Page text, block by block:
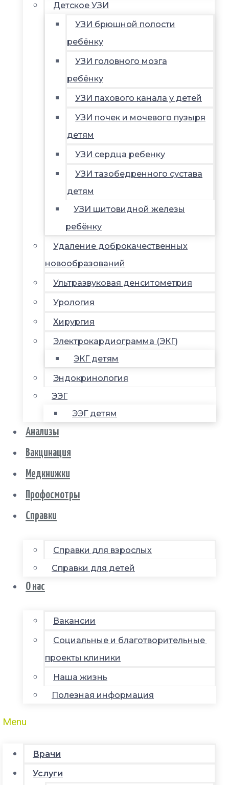
Детское УЗИ
УЗИ брюшной полости
ребёнку
УЗИ головного мозга
ребёнку
УЗИ пахового канала у детей
УЗИ почек и мочевого пузыря
детям
УЗИ сердца ребенку
УЗИ тазобедренного сустава
детям
УЗИ щитовидной железы
ребёнку
Удаление доброкачественных
новообразований
Ультразвуковая денситометрия
Урология
Хирургия
Электрокардиограмма (ЭКГ)
ЭКГ детям
Эндокринология
ЭЭГ
ЭЭГ детям
Анализы
Вакцинация
Медкнижки
Профосмотры
Справки
Справки для взрослых
Справки для детей
О нас
Вакансии
Социальные и благотворительные
проекты клиники
Наша жизнь
Полезная информация
Menu
Врачи
Услуги